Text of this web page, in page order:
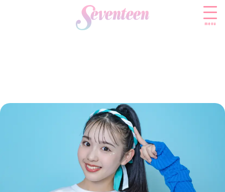
menu
FASHION
ファッションニュース
ビューティニュース
トレンドメイク
ヘアアレンジ・ヘアケア
スクールニュース
ENTERTAINMENT
エンタメニュース
LIFESTYLE